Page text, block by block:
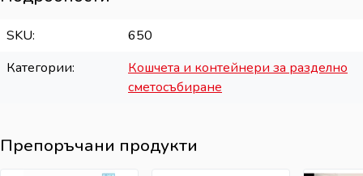
SKU
650
Категории
Кошчета и контейнери за разделно
сметосъбиране
Препоръчани продукти